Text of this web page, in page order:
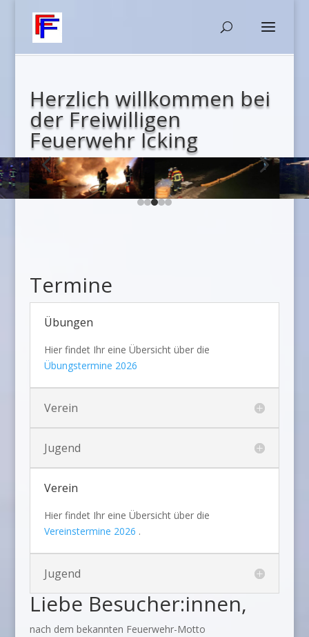
Herzlich willkommen bei
der Freiwilligen
Feuerwehr Icking
4 5
Termine
Übungen
Hier findet Ihr eine Übersicht über die
Übungstermine 2026
Verein
Jugend
Verein
Hier findet Ihr eine Übersicht über die
Vereinstermine 2026 .
Jugend
Liebe Besucher:innen,
nach dem bekannten Feuerwehr-Motto